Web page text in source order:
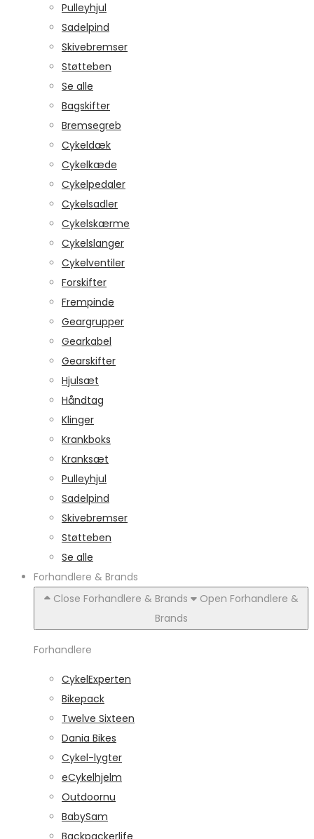
Pulleyhjul
Sadelpind
Skivebremser
Støtteben
Se alle
Bagskifter
Bremsegreb
Cykeldæk
Cykelkæde
Cykelpedaler
Cykelsadler
Cykelskærme
Cykelslanger
Cykelventiler
Forskifter
Frempinde
Geargrupper
Gearkabel
Gearskifter
Hjulsæt
Håndtag
Klinger
Krankboks
Kranksæt
Pulleyhjul
Sadelpind
Skivebremser
Støtteben
Se alle
Forhandlere & Brands
Close Forhandlere & Brands
Open Forhandlere &
Brands
Forhandlere
CykelExperten
Bikepack
Twelve Sixteen
Dania Bikes
Cykel-lygter
eCykelhjelm
Outdoornu
BabySam
Backpackerlife